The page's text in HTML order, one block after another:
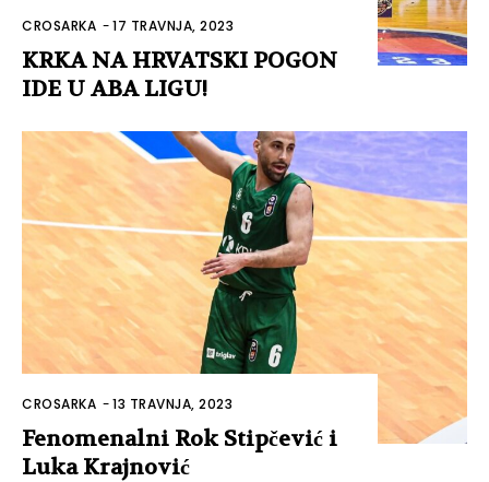
CROSARKA -17 TRAVNJA, 2023
KRKA NA HRVATSKI POGON
IDE U ABA LIGU!
CROSARKA -13 TRAVNJA, 2023
Fenomenalni Rok Stipčević i
Luka Krajnović